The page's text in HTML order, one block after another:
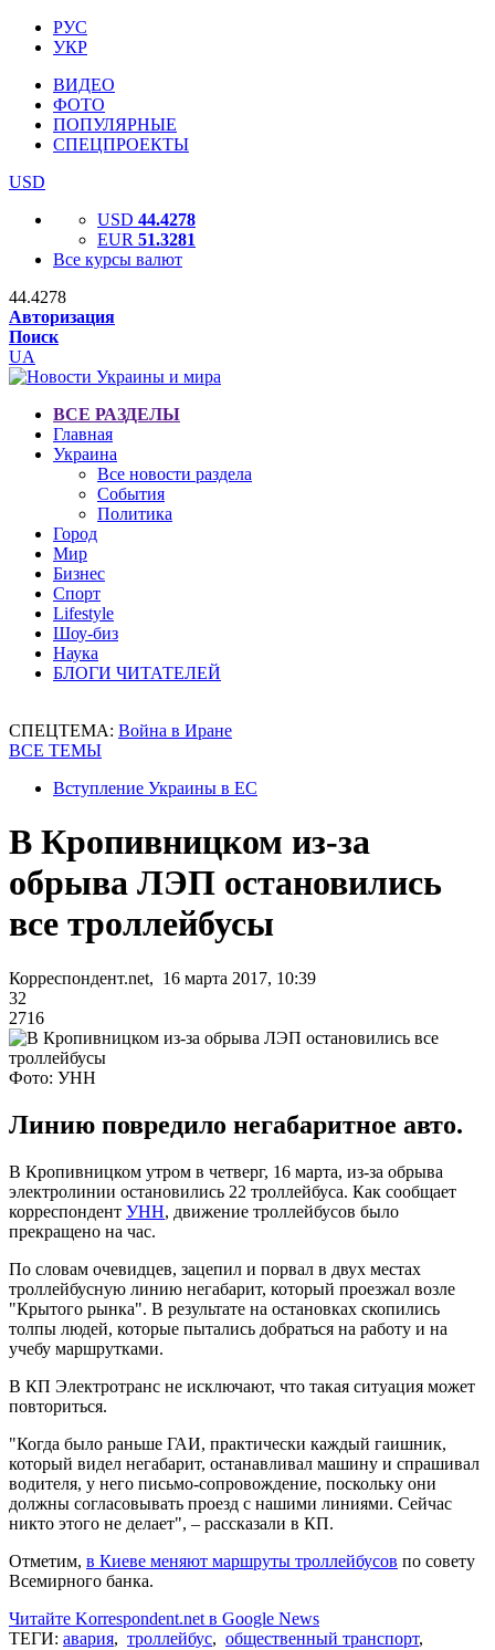
РУС
УКР
ВИДЕО
ФОТО
ПОПУЛЯРНЫЕ
СПЕЦПРОЕКТЫ
USD
USD 44.4278
EUR 51.3281
Все курсы валют
44.4278
Авторизация
Поиск
UA
ВСЕ РАЗДЕЛЫ
Главная
Украина
Все новости раздела
События
Политика
Город
Мир
Бизнес
Спорт
Lifestyle
Шоу-биз
Наука
БЛОГИ ЧИТАТЕЛЕЙ
СПЕЦТЕМА: Война в Иране
ВСЕ ТЕМЫ
Вступление Украины в ЕС
В Кропивницком из-за
обрыва ЛЭП остановились
все троллейбусы
Корреспондент.net, 16 марта 2017, 10:39
32
2716
Фото: УНН
Линию повредило негабаритное авто.
В Кропивницком утром в четверг, 16 марта, из-за обрыва
электролинии остановились 22 троллейбуса. Как сообщает
корреспондент УНН, движение троллейбусов было
прекращено на час.
По словам очевидцев, зацепил и порвал в двух местах
троллейбусную линию негабарит, который проезжал возле
"Крытого рынка". В результате на остановках скопились
толпы людей, которые пытались добраться на работу и на
учебу маршрутками.
В КП Электротранс не исключают, что такая ситуация может
повториться.
"Когда было раньше ГАИ, практически каждый гаишник,
который видел негабарит, останавливал машину и спрашивал
водителя, у него письмо-сопровождение, поскольку они
должны согласовывать проезд с нашими линиями. Сейчас
никто этого не делает", – рассказали в КП.
Отметим, в Киеве меняют маршруты троллейбусов по совету
Всемирного банка.
Читайте Korrespondent.net в Google News
ТЕГИ: авария, троллейбус, общественный транспорт,